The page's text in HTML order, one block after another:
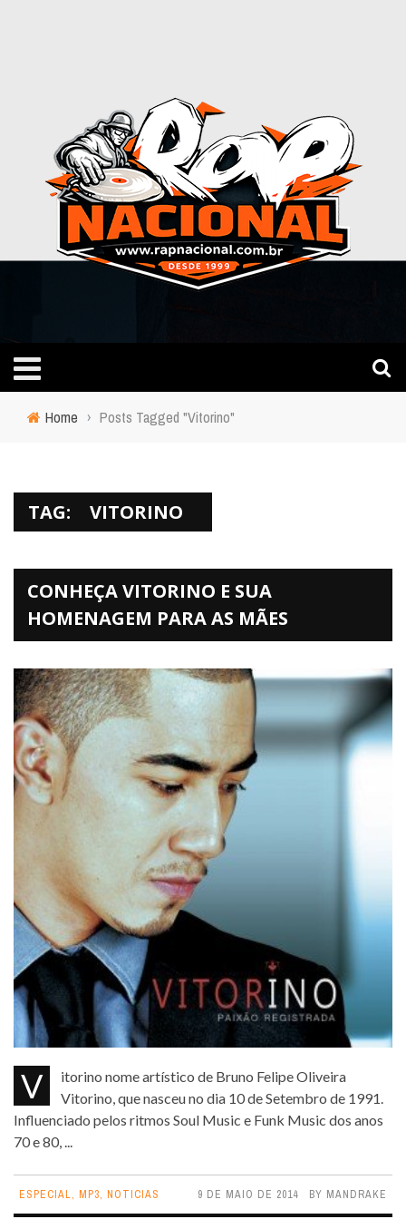
Home › Posts Tagged "Vitorino"
TAG: VITORINO
CONHEÇA VITORINO E SUA
HOMENAGEM PARA AS MÃES
Vitorino nome artístico de Bruno Felipe Oliveira
Vitorino, que nasceu no dia 10 de Setembro de 1991.
Influenciado pelos ritmos Soul Music e Funk Music dos anos
70 e 80, ...
ESPECIAL, MP3, NOTICIAS 9 DE MAIO DE 2014 BY MANDRAKE